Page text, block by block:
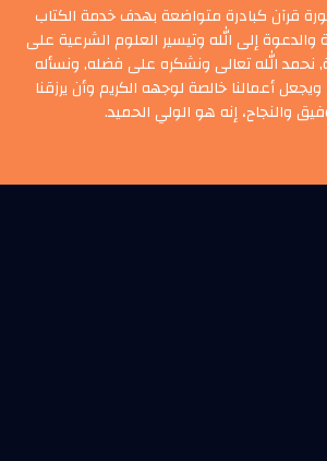
قرآن كبادرة متواضعة بهدف خدمة الكتاب
والدعوة إلى الله وتيسير العلوم الشرعية على
نحمد الله تعالى ونشكره على فضله, ونسأله
أعمالنا خالصة لوجهه الكريم وأن يرزقنا
والنجاح، إنه هو الولي الحميد.